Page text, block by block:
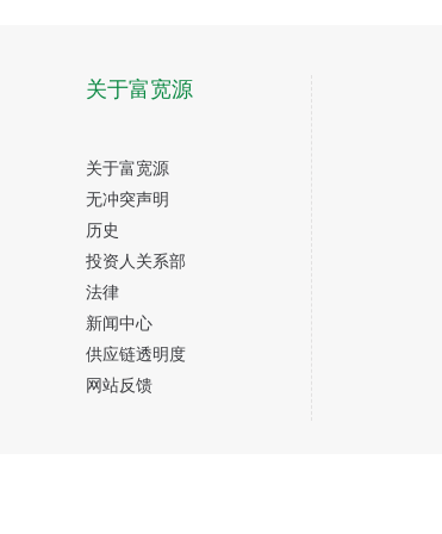
关于富宽源
关于富宽源
无冲突声明
历史
投资人关系部
法律
新闻中心
供应链透明度
网站反馈